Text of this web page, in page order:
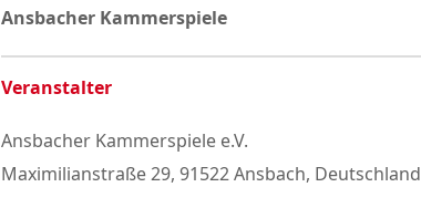
Ansbacher Kammerspiele
Veranstalter
Ansbacher Kammerspiele e.V.
Maximilianstraße 29, 91522 Ansbach, Deutschland